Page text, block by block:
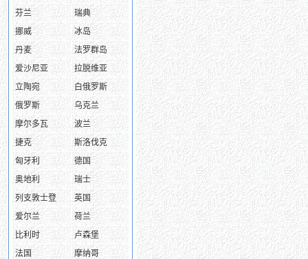
芬兰
瑞典
挪威
冰岛
丹麦
法罗群岛
爱沙尼亚
拉脱维亚
立陶宛
白俄罗斯
俄罗斯
乌克兰
摩尔多瓦
波兰
捷克
斯洛伐克
匈牙利
德国
奥地利
瑞士
列支敦士登
英国
爱尔兰
荷兰
比利时
卢森堡
法国
摩纳哥